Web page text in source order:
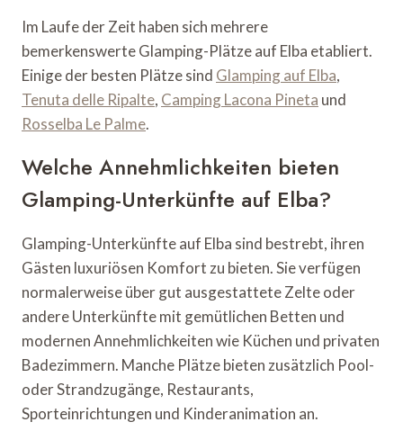
Im Laufe der Zeit haben sich mehrere
bemerkenswerte Glamping-Plätze auf Elba etabliert.
Einige der besten Plätze sind Glamping auf Elba,
Tenuta delle Ripalte, Camping Lacona Pineta und
Rosselba Le Palme.
Welche Annehmlichkeiten bieten
Glamping-Unterkünfte auf Elba?
Glamping-Unterkünfte auf Elba sind bestrebt, ihren
Gästen luxuriösen Komfort zu bieten. Sie verfügen
normalerweise über gut ausgestattete Zelte oder
andere Unterkünfte mit gemütlichen Betten und
modernen Annehmlichkeiten wie Küchen und privaten
Badezimmern. Manche Plätze bieten zusätzlich Pool-
oder Strandzugänge, Restaurants,
Sporteinrichtungen und Kinderanimation an.